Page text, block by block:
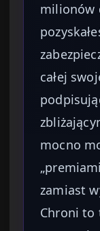
milionów
całej
mocno
zamiast
Chroni to